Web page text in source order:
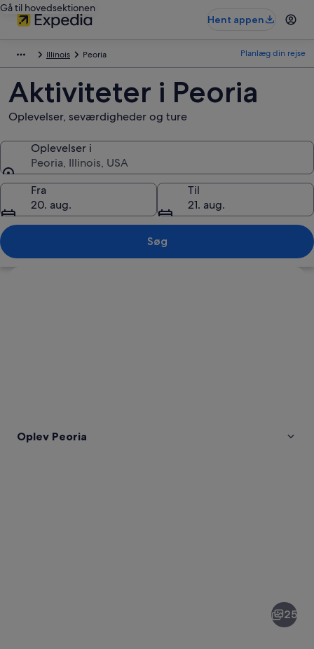
Gå til hovedsektionen
Hent appen
Illinois Peoria Planlæg din rejse
Aktiviteter i Peoria
Oplevelser, seværdigheder og ture
Oplevelser i
Peoria, Illinois, USA
Oplevelser i
Fra
20. aug.
Til
21. aug.
Søg
Oplev Peoria
25